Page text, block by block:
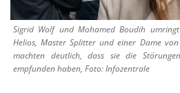
Sigrid Wolf und Mohamed Boudih
Helios, Master Splitter und einer Dame
machten deutlich, dass sie die
empfunden haben, Foto: Infozentrale